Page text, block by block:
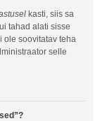
kasti, siis sa
tahad alati sisse
ole soovitatav teha
selle